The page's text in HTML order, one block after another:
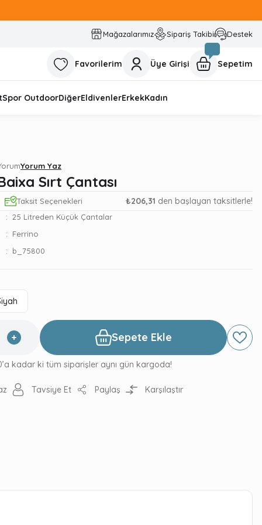
Mağazalarımız Sipariş Takibi Destek
Favorilerim Üye Girişi Sepetim
Spor OutdoorDiğerEldivenlerErkekKadın
Yorum Yaz
Sırt Çantası
Taksit Seçenekleri ₺206,31 den başlayan taksitlerle!
25 Litreden Küçük Çantalar
Ferrino
b_75800
Sepete Ekle
kadar ki tüm siparişler aynı gün kargoda!
Tavsiye Et Paylaş Karşılaştır